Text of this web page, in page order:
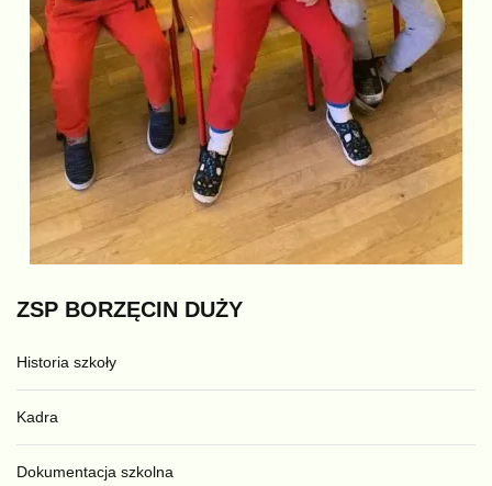
ZSP BORZĘCIN DUŻY
Historia szkoły
Kadra
Dokumentacja szkolna